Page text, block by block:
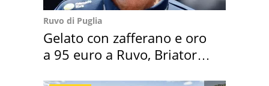
Ruvo di Puglia
Gelato con zafferano e oro
a 95 euro a Ruvo, Briatore